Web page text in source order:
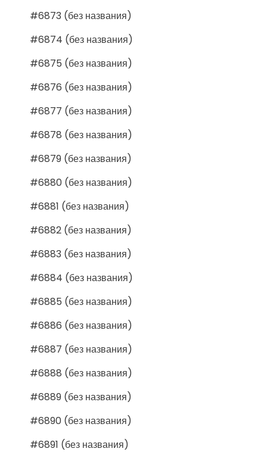
#6873 (без названия)
#6874 (без названия)
#6875 (без названия)
#6876 (без названия)
#6877 (без названия)
#6878 (без названия)
#6879 (без названия)
#6880 (без названия)
#6881 (без названия)
#6882 (без названия)
#6883 (без названия)
#6884 (без названия)
#6885 (без названия)
#6886 (без названия)
#6887 (без названия)
#6888 (без названия)
#6889 (без названия)
#6890 (без названия)
#6891 (без названия)